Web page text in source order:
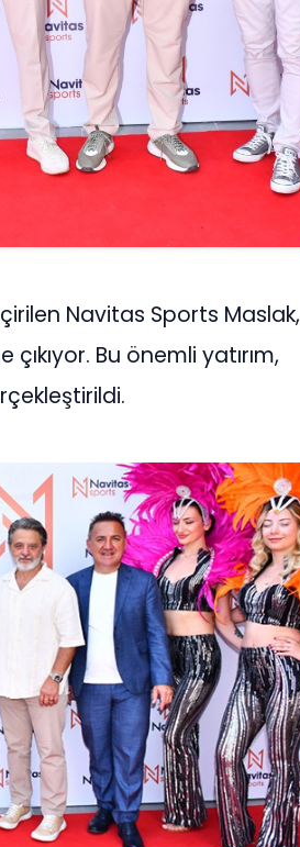
Navitas Sports Maslak,
Bu önemli yatırım,